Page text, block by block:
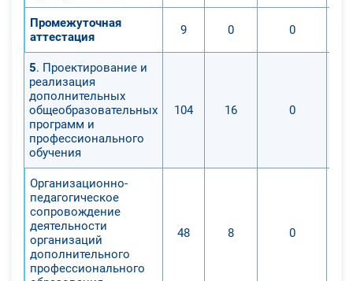
Промежуточная
аттестация
9 0 0
5. Проектирование и
реализация
дополнительных
общеобразовательных
программ и
профессионального
обучения
104 16 0
Организационно-
педагогическое
сопровождение
деятельности
организаций
дополнительного
профессионального
48 8 0